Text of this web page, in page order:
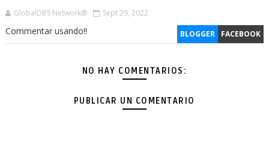
GlobalDBS Network® Sept 29, 2022
BLOGGER FACEBOOK
Commentar usando!!
NO HAY COMENTARIOS:
PUBLICAR UN COMENTARIO